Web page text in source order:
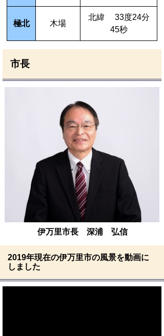
極北 木場
北緯 33度24分
45秒
市長
伊万里市長 深浦 弘信
2019年現在の伊万里市の風景を動画に
しました